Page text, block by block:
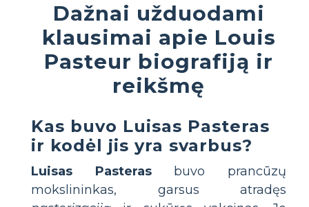
Dažnai užduodami
klausimai apie Louis
Pasteur biografiją ir
reikšmę
Kas buvo Luisas Pasteras
ir kodėl jis yra svarbus?
Luisas Pasterasbuvo prancūzų
mokslininkas, garsus atradęs